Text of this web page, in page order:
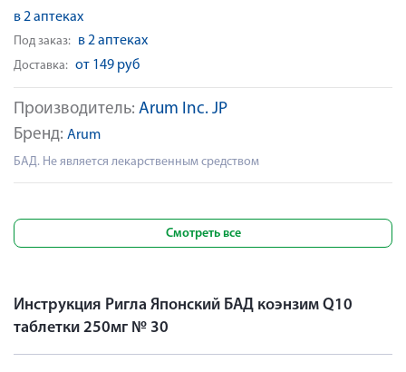
Производитель: Arum Inc. JP
Бренд: Arum
БАД. Не является лекарственным средством
в 2 аптеках
Под заказ: в 2 аптеках
Доставка: от 149 руб
Смотреть все
Инструкция Ригла Японский БАД коэнзим Q10
таблетки 250мг № 30